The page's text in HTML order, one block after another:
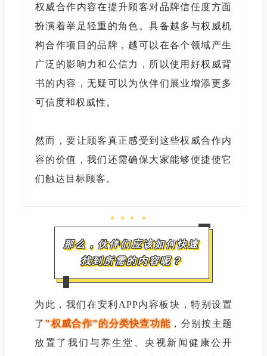
权威合作内容在提升顾客对品牌信任度方面
扮演着举足轻重的角色。具备越多与权威机
构合作项目的品牌，越可以在各个领域产生
广泛的影响力和公信力，所以使用好权威背
书的内容，无疑可以为伙伴们展业增添更多
可信度和权威性。
然而，要让顾客真正感受到这些权威合作内
容的价值，我们还需确保大家能够便捷使它
们触达目标顾客。
那么，伙伴们应该如何快速
找到所需的内容呢？
为此，我们在安利APP内容板块，特别设置
了 "权威合作"的分类快查功能，分别按主题
放置了我们与养生堂、央视新闻健康公开